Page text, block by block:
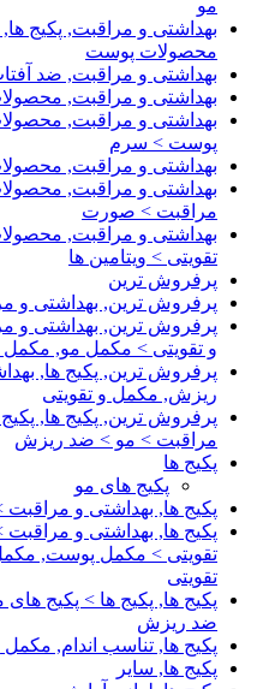
مو
بهداشتی و مراقبت, پکیج
محصولات پوست
بهداشتی و مراقبت, ضد
بهداشتی و مراقبت,
بهداشتی و مراقبت,
پوست > سرم
بهداشتی و مراقبت,
بهداشتی و مراقبت,
مراقبت > صورت
بهداشتی و مراقبت,
تقویتی > ویتامین ها
پرفروش ترین
پرفروش ترین, بهداشتی و
پرفروش ترین, بهداشتی
و تقویتی > مکمل مو, مکمل
پرفروش ترین, پکیج ها,
ریزش, مکمل و تقویتی
پرفروش ترین, پکیج ها,
مراقبت > مو > ضد ریزش
پکیج ها
پکیج های مو
پکیج ها, بهداشتی و
پکیج ها, بهداشتی و
تقویتی > مکمل پوست,
تقویتی
پکیج ها, پکیج ها > پکیج
ضد ریزش
پکیج ها, تناسب اندام, مکمل
پکیج ها, سایر